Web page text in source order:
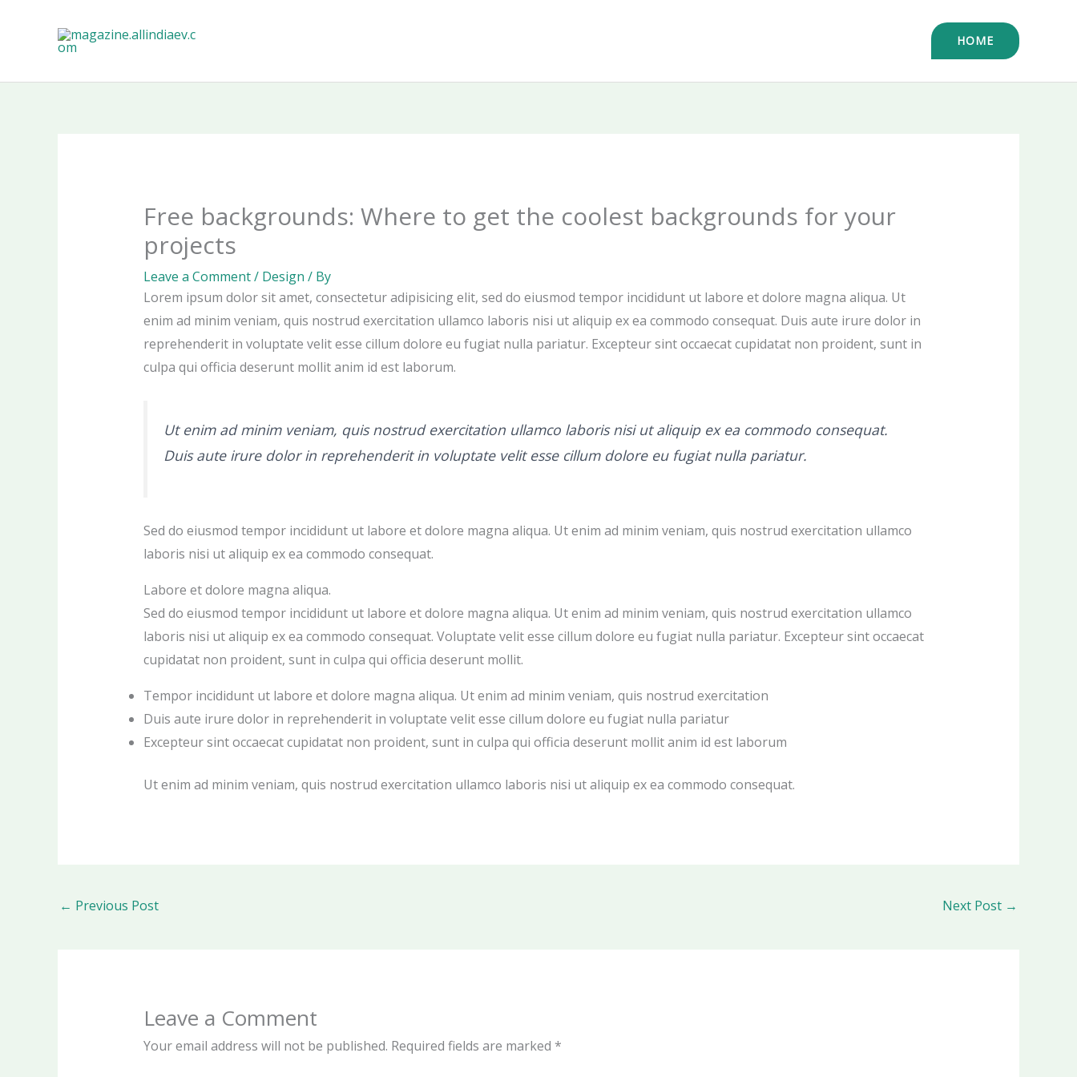
HOME
Free backgrounds: Where to get the coolest backgrounds for your
projects
Leave a Comment/ Design / By
Lorem ipsum dolor sit amet, consectetur adipisicing elit, sed do eiusmod tempor incididunt ut labore et dolore magna aliqua. Ut
enim ad minim veniam, quis nostrud exercitation ullamco laboris nisi ut aliquip ex ea commodo consequat. Duis aute irure dolor in
reprehenderit in voluptate velit esse cillum dolore eu fugiat nulla pariatur. Excepteur sint occaecat cupidatat non proident, sunt in
culpa qui officia deserunt mollit anim id est laborum.
Ut enim ad minim veniam, quis nostrud exercitation ullamco laboris nisi ut aliquip ex ea commodo consequat.
Duis aute irure dolor in reprehenderit in voluptate velit esse cillum dolore eu fugiat nulla pariatur.
Sed do eiusmod tempor incididunt ut labore et dolore magna aliqua. Ut enim ad minim veniam, quis nostrud exercitation ullamco
laboris nisi ut aliquip ex ea commodo consequat.
Labore et dolore magna aliqua.
Sed do eiusmod tempor incididunt ut labore et dolore magna aliqua. Ut enim ad minim veniam, quis nostrud exercitation ullamco
laboris nisi ut aliquip ex ea commodo consequat. Voluptate velit esse cillum dolore eu fugiat nulla pariatur. Excepteur sint occaecat
cupidatat non proident, sunt in culpa qui officia deserunt mollit.
Tempor incididunt ut labore et dolore magna aliqua. Ut enim ad minim veniam, quis nostrud exercitation
Duis aute irure dolor in reprehenderit in voluptate velit esse cillum dolore eu fugiat nulla pariatur
Excepteur sint occaecat cupidatat non proident, sunt in culpa qui officia deserunt mollit anim id est laborum
Ut enim ad minim veniam, quis nostrud exercitation ullamco laboris nisi ut aliquip ex ea commodo consequat.
← Previous Post Next Post →
Leave a Comment
Your email address will not be published. Required fields are marked *